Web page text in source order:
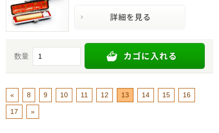
数量
« 8 9 10 11 12 13 14 15 16
17 »